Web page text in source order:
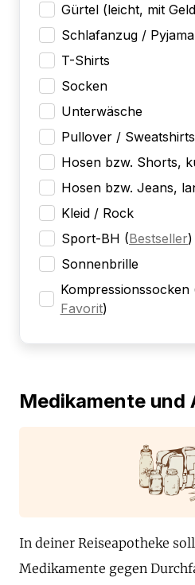
Gürtel (leicht, mit
Schlafanzug / Pyjama
T-Shirts
Socken
Unterwäsche
Pullover / Sweatshirts
Hosen bzw. Shorts,
Hosen bzw. Jeans,
Kleid / Rock
Sport-BH (Bestseller)
Sonnenbrille
Favorit)
Medikamente und
In deiner Reiseapotheke
Medikamente gegen